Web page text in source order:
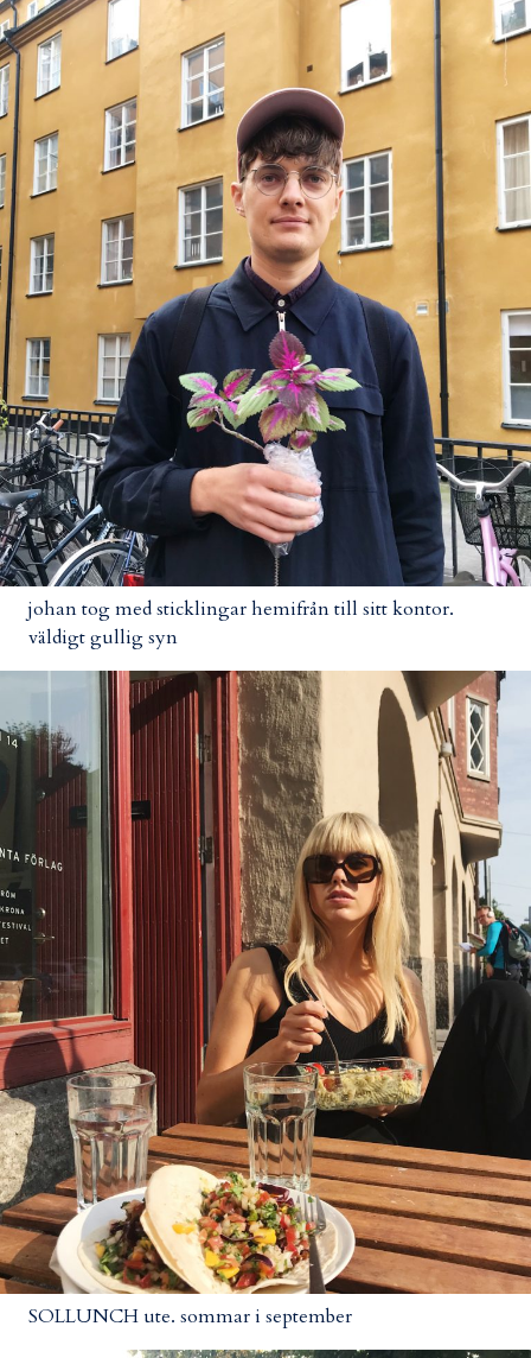
johan tog med sticklingar hemifrån till sitt kontor.
väldigt gullig syn
SOLLUNCH ute. sommar i september